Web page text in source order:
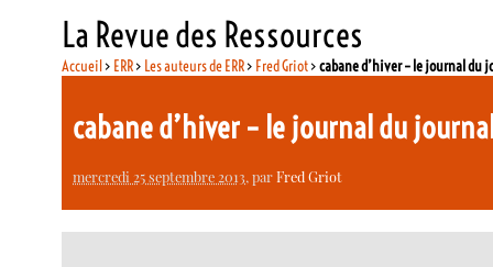
La Revue des Ressources
Accueil> ERR> Les auteurs de ERR> Fred Griot>cabane d’hiver – le journal du
cabane d’hiver – le journal du
mercredi 25 septembre 2013, parFred Griot